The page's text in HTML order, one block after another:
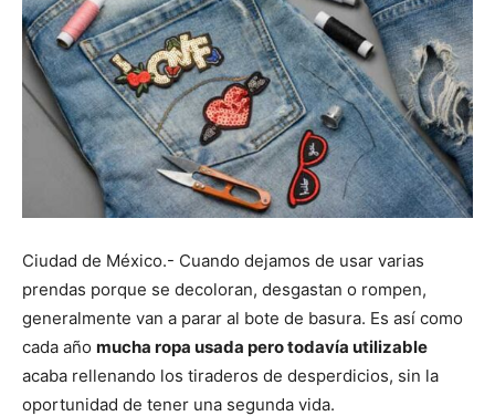
Ciudad de México.- Cuando dejamos de usar varias
prendas porque se decoloran, desgastan o rompen,
generalmente van a parar al bote de basura. Es así como
cada año mucha ropa usada pero todavía utilizable
acaba rellenando los tiraderos de desperdicios, sin la
oportunidad de tener una segunda vida.